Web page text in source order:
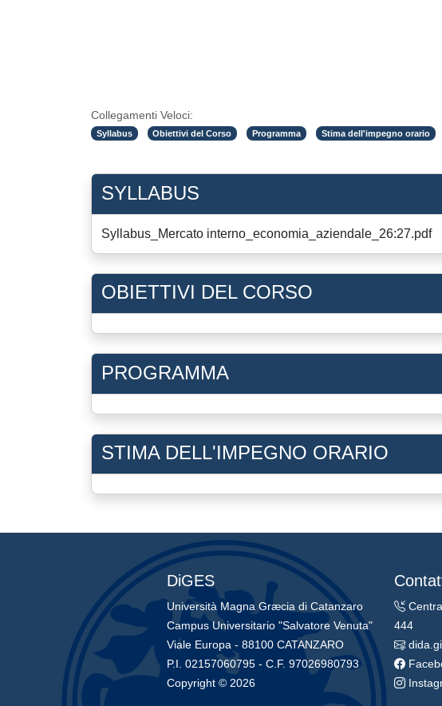
Collegamenti Veloci:
Syllabus Obiettivi del Corso Programma Stima dell'impegno orario
SYLLABUS
Syllabus_Mercato interno_economia_aziendale_26:27.pdf
OBIETTIVI DEL CORSO
PROGRAMMA
STIMA DELL'IMPEGNO ORARIO
DiGES
Università Magna Græcia di Catanzaro
Campus Universitario "Salvatore Venuta"
Viale Europa - 88100 CATANZARO
P.I. 02157060795 - C.F. 97026980793
Copyright © 2026
444